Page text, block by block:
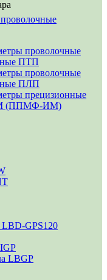
проволочные
ПТП
проволочные
ПЛП
прецизионные
(ППМФ-ИМ)
LBD-GPS120
LBGP